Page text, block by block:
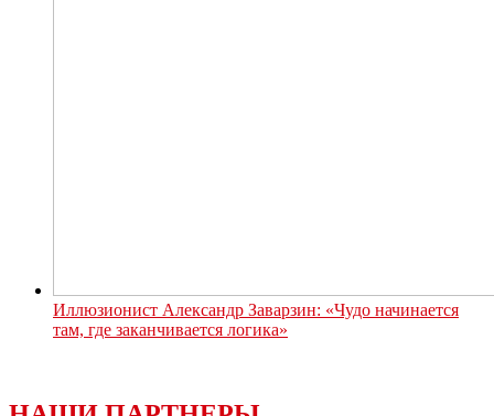
Иллюзионист Александр Заварзин: «Чудо начинается
там, где заканчивается логика»